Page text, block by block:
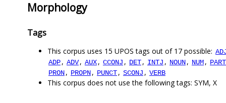
Morphology
Tags
This corpus uses 15 UPOS tags out of 17 possible:
ADP, ADV, AUX, CCONJ , DET, INTJ , NOUN, NUM, PART
PRON, PROPN, PUNCT, SCONJ , VERB
This corpus does not use the following tags: SYM, X